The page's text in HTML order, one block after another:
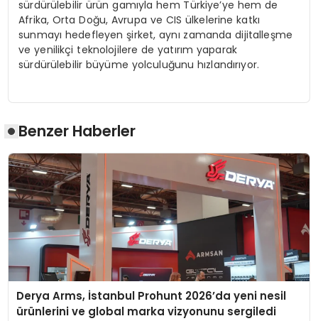
sürdürülebilir ürün gamıyla hem Türkiye’ye hem de
Afrika, Orta Doğu, Avrupa ve CIS ülkelerine katkı
sunmayı hedefleyen şirket, aynı zamanda dijitalleşme
ve yenilikçi teknolojilere de yatırım yaparak
sürdürülebilir büyüme yolculuğunu hızlandırıyor.
Benzer Haberler
Derya Arms, İstanbul Prohunt 2026’da yeni nesil
ürünlerini ve global marka vizyonunu sergiledi